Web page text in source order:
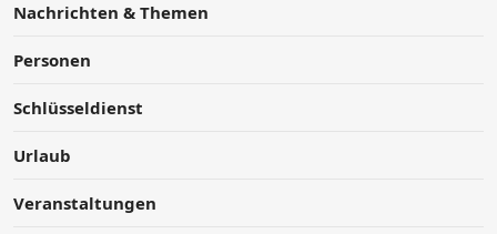
Nachrichten & Themen
Personen
Schlüsseldienst
Urlaub
Veranstaltungen